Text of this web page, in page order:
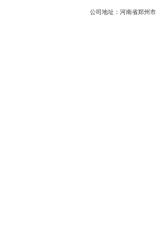
公司地址：河南省郑州